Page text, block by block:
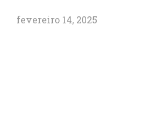
fevereiro 14, 2025